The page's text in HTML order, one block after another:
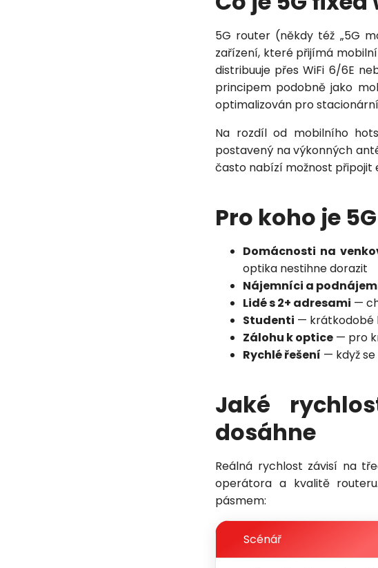
5G router (někdy též „5G
zařízení, které přijímá
distribuuje přes WiFi 6/6E
principem podobně jako
optimalizován pro
Na rozdíl od mobilního
postavený na výkonných
často nabízí možnost připojit
Pro koho je
Domácnosti na
optika nestihne dorazit
Nájemníci a
Lidé s 2+ adresami —
Studenti — krátkodobé
Zálohu k optice — pro
Rychlé řešení — když
Jaké
dosáhne
Reálná rychlost závisí na
operátora a kvalitě
pásmem:
Scénář
Zadejte
Adresa
Telefon